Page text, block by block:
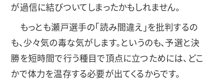
が過信に結びついてしまったかもしれません。
もっとも瀬戸選手の「読み間違え」を批判するの
も、少々気の毒な気がします。というのも、予選と決
勝を短時間で行う種目で頂点に立つためには、どこ
かで体力を温存する必要が出てくるからです。